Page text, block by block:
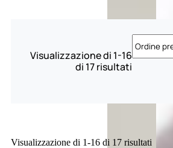
Visualizzazione di 1-16
di 17 risultati
Visualizzazione di 1-16 di 17 risultati